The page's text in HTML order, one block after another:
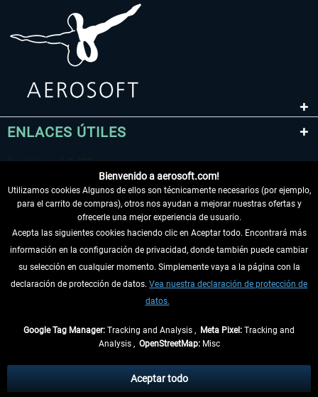
ENLACES ÚTILES
DESISTIR DEL CONTRATO
INFORMACIÓN
tasas de recepción si no se describe lo contrario
** De aplicación a envíos dentro de Alemania. Los plazos de envío para los
Bienvenido a aerosoft.com!
Utilizamos cookies Algunos de ellos son técnicamente necesarios (por ejemplo,
para el carrito de compras), otros nos ayudan a mejorar nuestras ofertas y
ofrecerle una mejor experiencia de usuario.
Acepta las siguientes cookies haciendo clic en Aceptar todo. Encontrará más
información en la configuración de privacidad, donde también puede cambiar
su selección en cualquier momento. Simplemente vaya a la página con la
declaración de protección de datos. Vea nuestra declaración de protección de
datos.
Google Tag Manager: Tracking and Analysis , Meta Pixel: Tracking and
Analysis , OpenStreetMap:Misc
Aceptar todo